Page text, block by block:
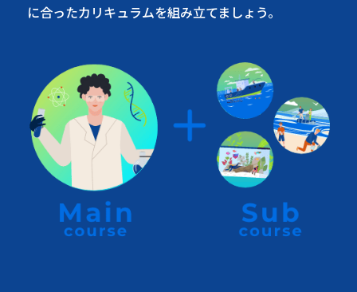
に合ったカリキュラムを組み立てましょう。